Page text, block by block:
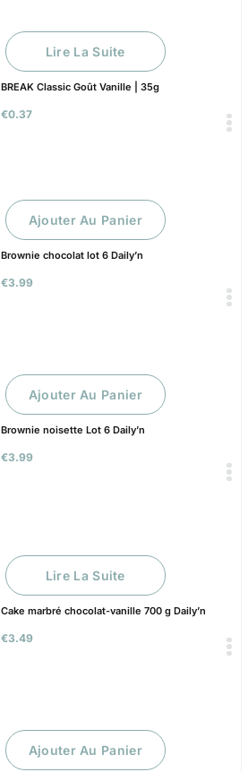
€0.37
BREAK Classic Goût Vanille | 35g
Lire La Suite
€3.99
Brownie chocolat lot 6 Daily’n
Ajouter Au Panier
€3.99
Brownie noisette Lot 6 Daily’n
Ajouter Au Panier
€3.49
Cake marbré chocolat-vanille 700 g Daily’n
Lire La Suite
Ajouter Au Panier